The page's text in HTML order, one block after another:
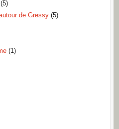
de Gressy(5)
(1)